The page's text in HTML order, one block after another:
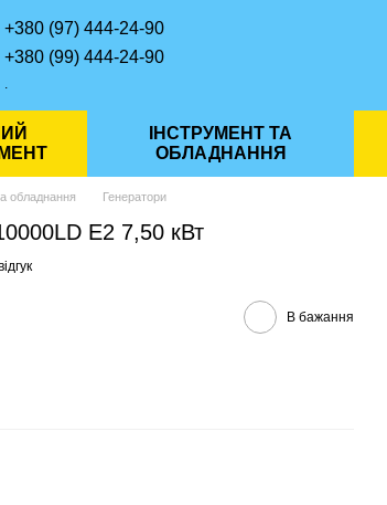
+380 (97) 444-24-90
+380 (99) 444-24-90
ІНСТРУМЕНТ ТА
ОБЛАДНАННЯ
обладнання Генератори
E2 7,50 кВт
В бажання